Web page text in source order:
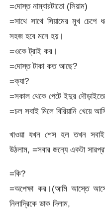
=দোস্ত নাম্বারটাতো (সিয়াম)
=সাথে সাথে সিয়ামের মুখ চেপে
সহজ হবে মনে হয়।
=ওকে ট্রাই কর।
=দোস্ত টাকা কত আছে?
=ক্যা?
=সকাল থেকে পেটে ইদুর
=চল সবাই মিলে বিরিয়ানি খেয়ে
খাওয়া যখন শেস হল তখন
উঠলাম, =সবার জন্যে একটা
=কি?
=অপেক্ষা কর।(আমি আস্তে
নিলাদ্রিকে ডাক দিলাম,